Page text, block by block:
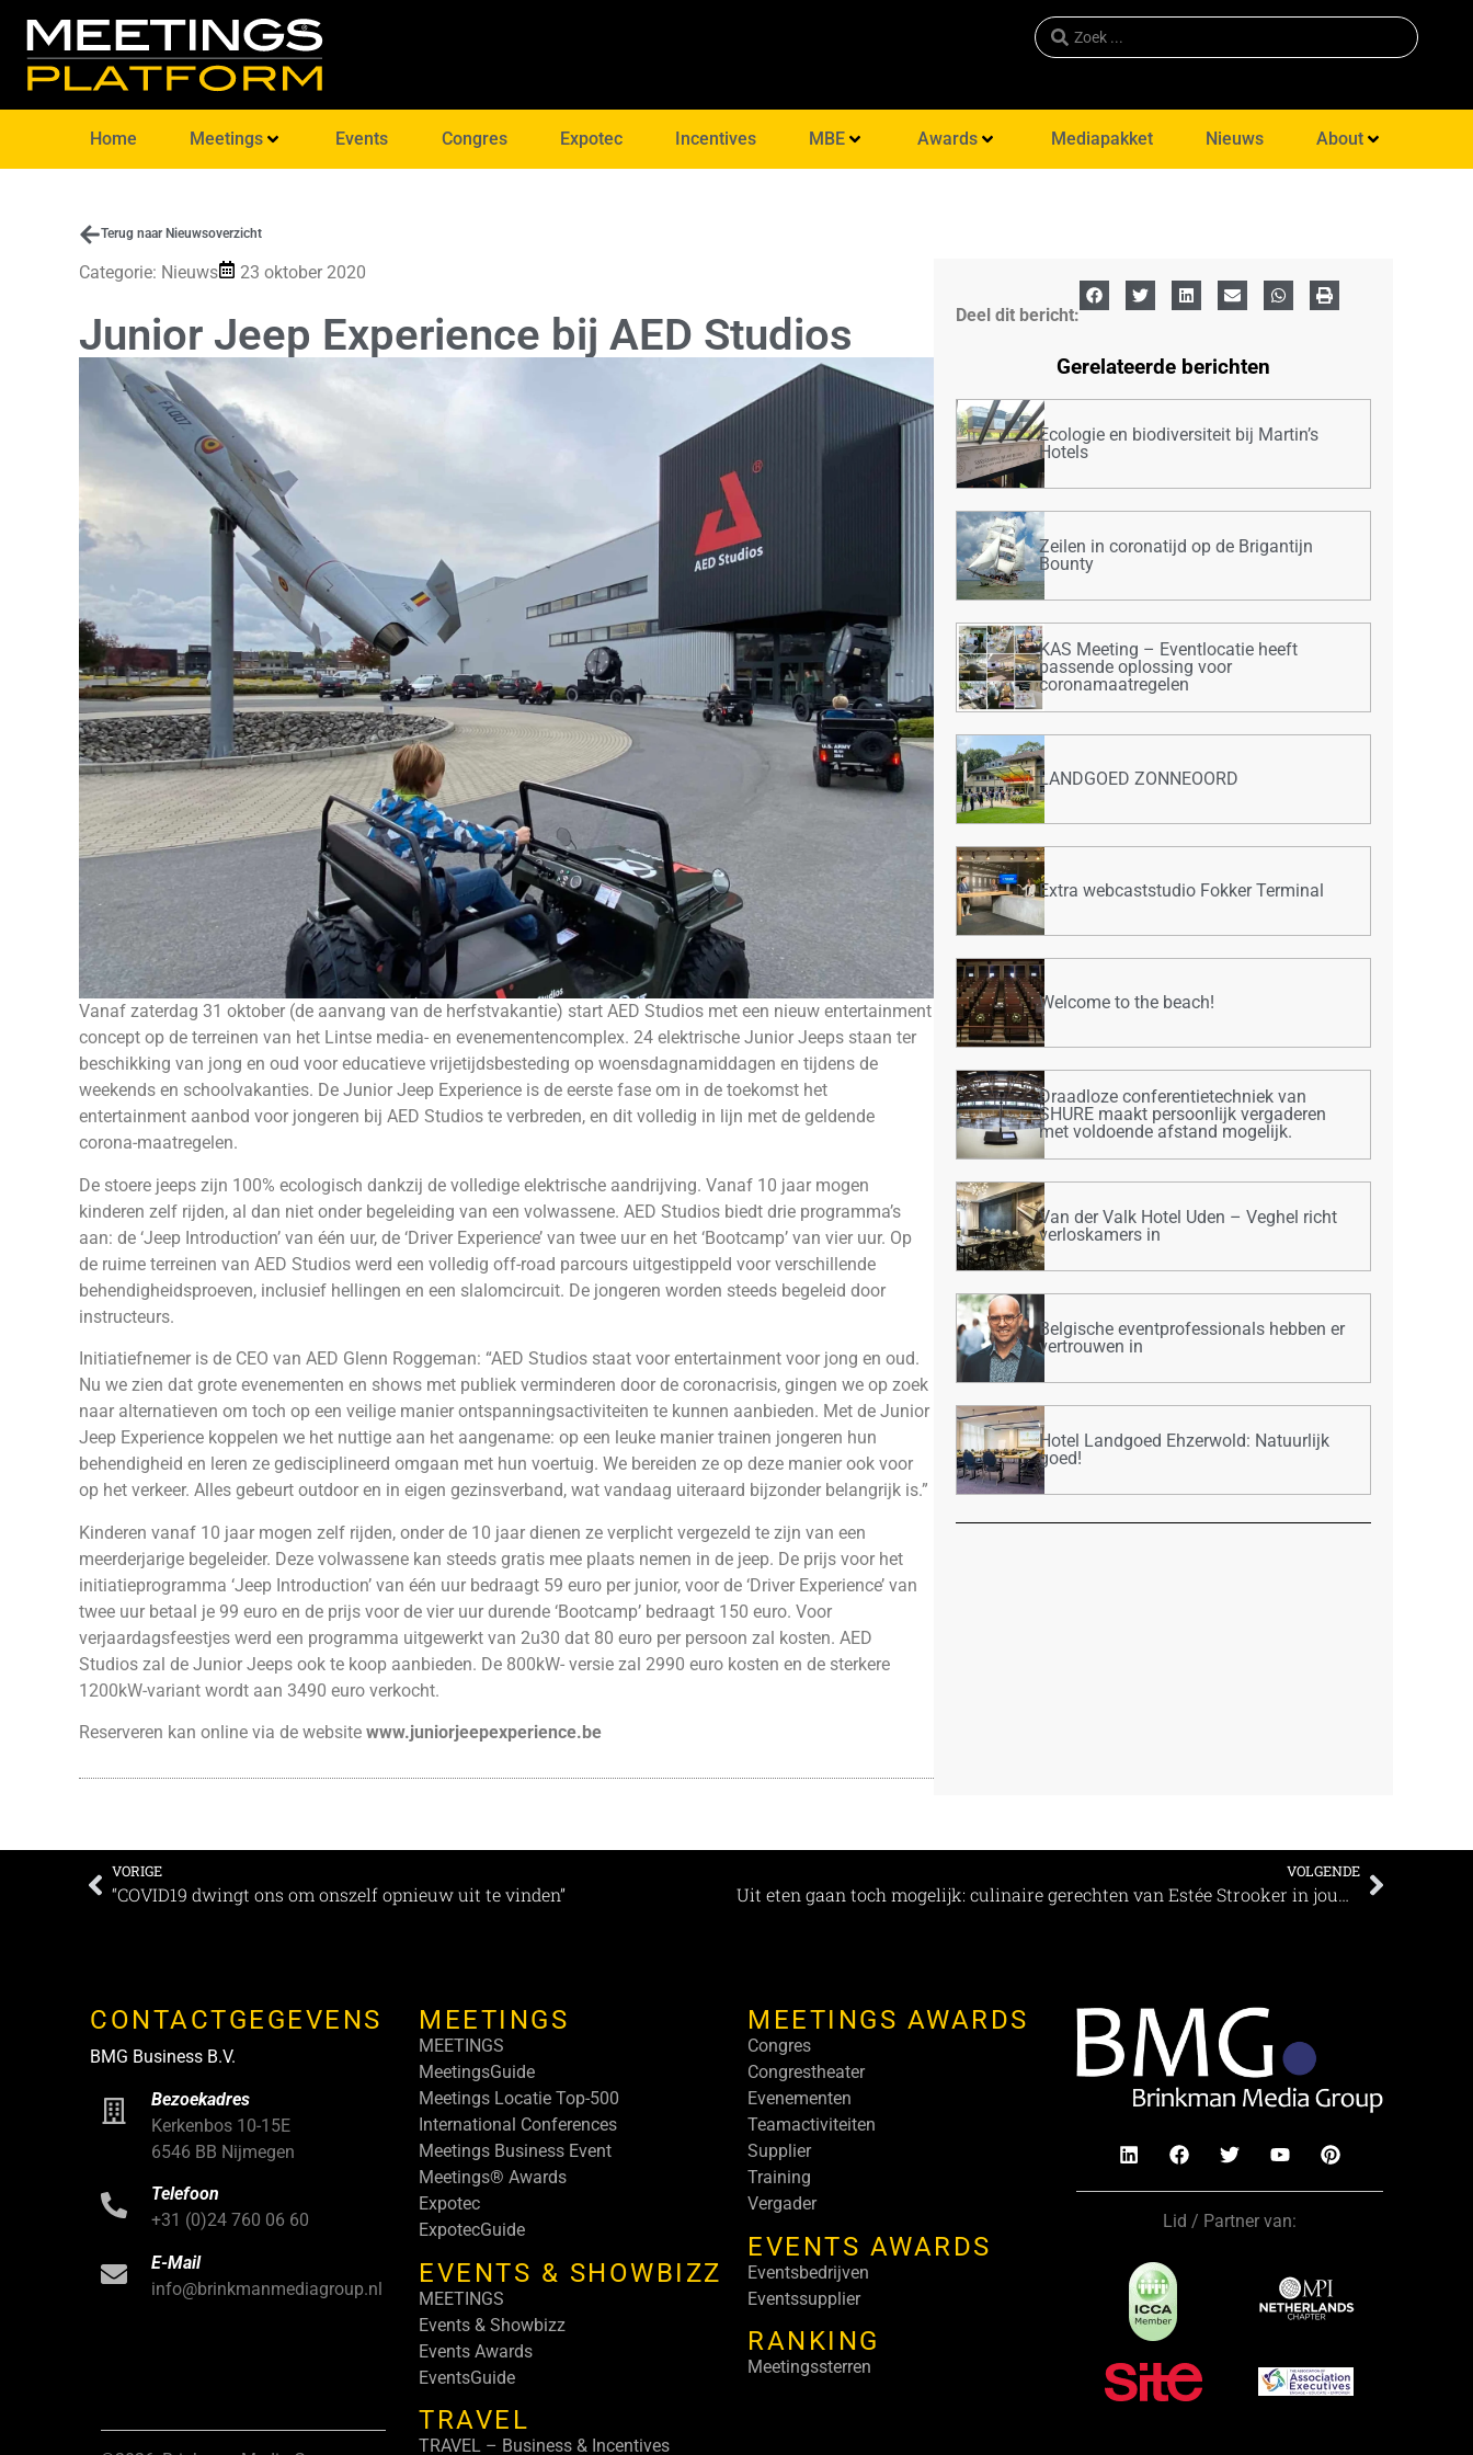
Home Meetings Events Congres Expotec Incentives MBE Awards Mediapakket Nieuws About
Terug naar Nieuwsoverzicht
Categorie: Nieuws 23 oktober 2020
Junior Jeep Experience bij AED Studios
Vanaf zaterdag 31 oktober (de aanvang van de herfstvakantie) start AED Studios met een nieuw entertainment
concept op de terreinen van het Lintse media- en evenementencomplex. 24 elektrische Junior Jeeps staan ter
beschikking van jong en oud voor educatieve vrijetijdsbesteding op woensdagnamiddagen en tijdens de
weekends en schoolvakanties. De Junior Jeep Experience is de eerste fase om in de toekomst het
entertainment aanbod voor jongeren bij AED Studios te verbreden, en dit volledig in lijn met de geldende
corona-maatregelen.
De stoere jeeps zijn 100% ecologisch dankzij de volledige elektrische aandrijving. Vanaf 10 jaar mogen
kinderen zelf rijden, al dan niet onder begeleiding van een volwassene. AED Studios biedt drie programma’s
aan: de ‘Jeep Introduction’ van één uur, de ‘Driver Experience’ van twee uur en het ‘Bootcamp’ van vier uur. Op
de ruime terreinen van AED Studios werd een volledig off-road parcours uitgestippeld voor verschillende
behendigheidsproeven, inclusief hellingen en een slalomcircuit. De jongeren worden steeds begeleid door
instructeurs.
Initiatiefnemer is de CEO van AED Glenn Roggeman: “AED Studios staat voor entertainment voor jong en oud.
Nu we zien dat grote evenementen en shows met publiek verminderen door de coronacrisis, gingen we op zoek
naar alternatieven om toch op een veilige manier ontspanningsactiviteiten te kunnen aanbieden. Met de Junior
Jeep Experience koppelen we het nuttige aan het aangename: op een leuke manier trainen jongeren hun
behendigheid en leren ze gedisciplineerd omgaan met hun voertuig. We bereiden ze op deze manier ook voor
op het verkeer. Alles gebeurt outdoor en in eigen gezinsverband, wat vandaag uiteraard bijzonder belangrijk is.”
Kinderen vanaf 10 jaar mogen zelf rijden, onder de 10 jaar dienen ze verplicht vergezeld te zijn van een
meerderjarige begeleider. Deze volwassene kan steeds gratis mee plaats nemen in de jeep. De prijs voor het
initiatieprogramma ‘Jeep Introduction’ van één uur bedraagt 59 euro per junior, voor de ‘Driver Experience’ van
twee uur betaal je 99 euro en de prijs voor de vier uur durende ‘Bootcamp’ bedraagt 150 euro. Voor
verjaardagsfeestjes werd een programma uitgewerkt van 2u30 dat 80 euro per persoon zal kosten. AED
Studios zal de Junior Jeeps ook te koop aanbieden. De 800kW- versie zal 2990 euro kosten en de sterkere
1200kW-variant wordt aan 3490 euro verkocht.
Reserveren kan online via de website www.juniorjeepexperience.be
Deel dit bericht:
Gerelateerde berichten
Ecologie en biodiversiteit bij Martin’s
Hotels
Zeilen in coronatijd op de Brigantijn
Bounty
KAS Meeting – Eventlocatie heeft
passende oplossing voor
coronamaatregelen
LANDGOED ZONNEOORD
Extra webcaststudio Fokker Terminal
Welcome to the beach!
Draadloze conferentietechniek van
SHURE maakt persoonlijk vergaderen
met voldoende afstand mogelijk.
Van der Valk Hotel Uden – Veghel richt
verloskamers in
Belgische eventprofessionals hebben er
vertrouwen in
Hotel Landgoed Ehzerwold: Natuurlijk
goed!
VORIGE
“COVID19 dwingt ons om onszelf opnieuw uit te vinden”
VOLGENDE
Uit eten gaan toch mogelijk: culinaire gerechten van Estée Strooker in jouw hotelkamer
CONTACTGEGEVENS
BMG Business B.V.
Bezoekadres
Kerkenbos 10-15E
6546 BB Nijmegen
Telefoon
+31 (0)24 760 06 60
E-Mail
info@brinkmanmediagroup.nl
MEETINGS
MEETINGS
MeetingsGuide
Meetings Locatie Top-500
International Conferences
Meetings Business Event
Meetings® Awards
Expotec
ExpotecGuide
EVENTS & SHOWBIZZ
MEETINGS
Events & Showbizz
Events Awards
EventsGuide
TRAVEL
TRAVEL – Business & Incentives
MEETINGS AWARDS
Congres
Congrestheater
Evenementen
Teamactiviteiten
Supplier
Training
Vergader
EVENTS AWARDS
Eventsbedrijven
Eventssupplier
RANKING
Meetingssterren
Lid / Partner van: